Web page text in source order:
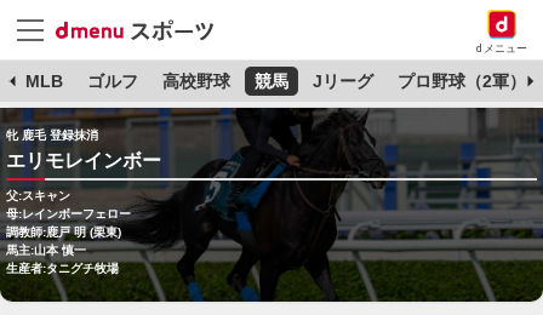
dメニュー
MLB ゴルフ 高校野球 競馬 Jリーグ プロ野球（2軍）
牝 鹿毛 登録抹消
エリモレインボー
父:スキャン
母:レインボーフェロー
調教師:鹿戸 明 (栗東)
馬主:山本 慎一
生産者:タニグチ牧場